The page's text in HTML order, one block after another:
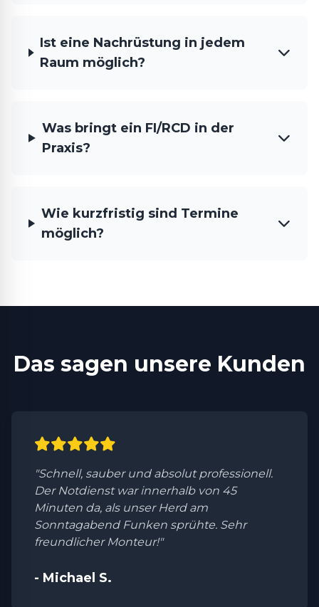
Ist eine Nachrüstung in jedem
Raum möglich?
Was bringt ein FI/RCD in der
Praxis?
Wie kurzfristig sind Termine
möglich?
Das sagen unsere Kunden
"Schnell, sauber und absolut professionell.
Der Notdienst war innerhalb von 45
Minuten da, als unser Herd am
Sonntagabend Funken sprühte. Sehr
freundlicher Monteur!"
- Michael S.